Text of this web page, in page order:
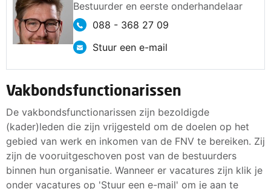
Bestuurder en eerste onderhandelaar
088 - 368 27 09
Stuur een e-mail
Vakbondsfunctionarissen
De vakbondsfunctionarissen zijn bezoldigde
(kader)leden die zijn vrijgesteld om de doelen op het
gebied van werk en inkomen van de FNV te bereiken. Zij
zijn de vooruitgeschoven post van de bestuurders
binnen hun organisatie. Wanneer er vacatures zijn klik je
onder vacatures op 'Stuur een e-mail' om je aan te